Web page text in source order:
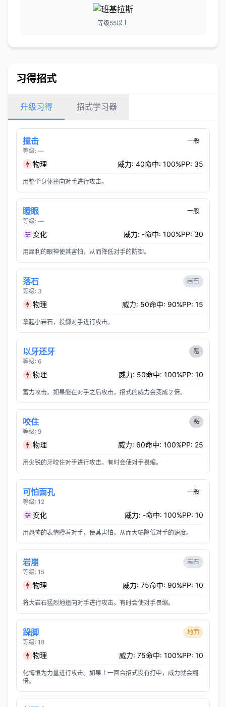
等级55以上
习得招式
升级习得 招式学习器
撞击
等级: —
一般
物理 威力: 40命中: 100%PP: 35
用整个身体撞向对手进行攻击。
瞪眼
等级: —
一般
变化 威力: -命中: 100%PP: 30
用犀利的眼神使其害怕，从而降低对手的防御。
落石
等级: 3
岩石
物理 威力: 50命中: 90%PP: 15
拿起小岩石，投掷对手进行攻击。
以牙还牙
等级: 6
恶
物理 威力: 50命中: 100%PP: 10
蓄力攻击。如果能在对手之后攻击，招式的威力会变成２倍。
咬住
等级: 9
恶
物理 威力: 60命中: 100%PP: 25
用尖锐的牙咬住对手进行攻击。有时会使对手畏缩。
可怕面孔
等级: 12
一般
变化 威力: -命中: 100%PP: 10
用恐怖的表情瞪着对手，使其害怕，从而大幅降低对手的速度。
岩崩
等级: 15
岩石
物理 威力: 75命中: 90%PP: 10
将大岩石猛烈地撞向对手进行攻击。有时会使对手畏缩。
跺脚
等级: 18
地面
物理 威力: 75命中: 100%PP: 10
化悔恨为力量进行攻击。如果上一回合招式没有打中，威力就会翻
倍。